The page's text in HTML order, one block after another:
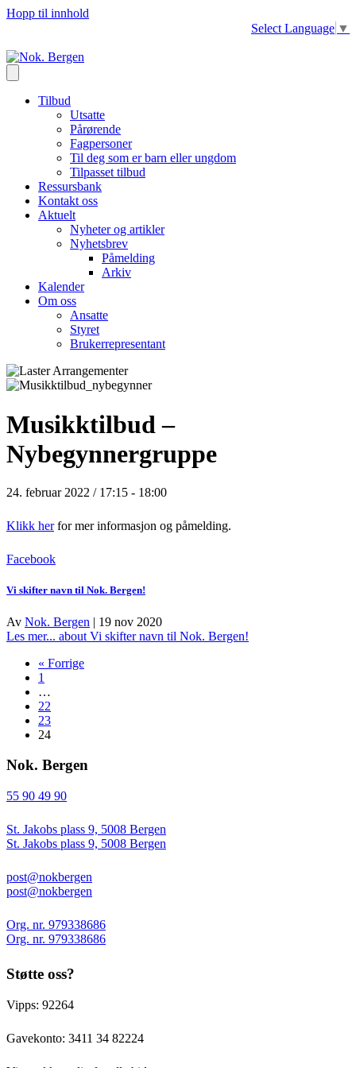
Hopp til innhold
Select Language ▼
Tilbud
Utsatte
Pårørende
Fagpersoner
Til deg som er barn eller ungdom
Tilpasset tilbud
Ressursbank
Kontakt oss
Aktuelt
Nyheter og artikler
Nyhetsbrev
Påmelding
Arkiv
Kalender
Om oss
Ansatte
Styret
Brukerrepresentant
Musikktilbud –
Nybegynnergruppe
24. februar 2022 / 17:15 - 18:00
Klikk herfor mer informasjon og påmelding.
Facebook
Vi skifter navn til Nok. Bergen!
Av Nok. Bergen | 19 nov 2020
Les mer... about Vi skifter navn til Nok. Bergen!
« Forrige
1
…
22
23
24
Nok. Bergen
55 90 49 90
St. Jakobs plass 9, 5008 Bergen
St. Jakobs plass 9, 5008 Bergen
post@nokbergen
post@nokbergen
Org. nr. 979338686
Org. nr. 979338686
Støtte oss?
Vipps: 92264
Gavekonto: 3411 34 82224